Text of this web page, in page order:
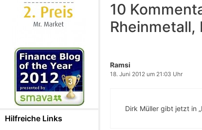
10
Rheinmetall,
Ramsi
18. Juni 2012 um 21:03 Uhr
Dirk Müller gibt jetzt in
Hilfreiche Links